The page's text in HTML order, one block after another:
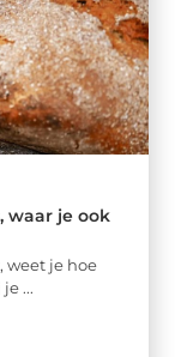
waar je ook
weet je hoe
...